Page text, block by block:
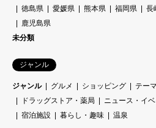
徳島県
愛媛県 熊本県 福岡県 長
鹿児島県
未分類
ジャンル
ジャンル グルメ ショッピング テー
ドラッグストア・薬局
ニュース・イベ
宿泊施設
暮らし・趣味 温泉